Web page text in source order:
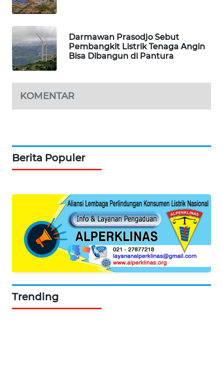
Darmawan Prasodjo Sebut
Pembangkit Listrik Tenaga Angin
Bisa Dibangun di Pantura
KOMENTAR
Berita Populer
Trending